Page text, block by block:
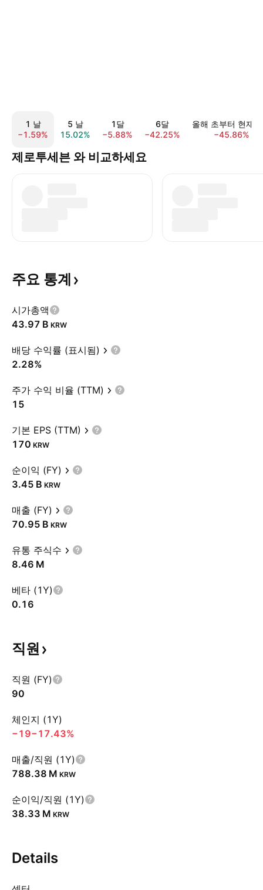
1 날
−1.59%
5 날
15.02%
1달
−5.88%
6달
−42.25%
올해 초부터 현재
−45.86%
제로투세븐 와 비교하세요
주요 통계
시가총액
‪43.97 B‬ KRW
배당 수익률 (표시됨)
2.28%
주가 수익 비율 (TTM)
15
기본 EPS (TTM)
170 KRW
순이익 (FY)
‪3.45 B‬ KRW
매출 (FY)
‪70.95 B‬ KRW
유통 주식수
‪8.46 M‬
베타 (1Y)
0.16
직원
직원 (FY)
90
체인지 (1Y)
−19−17.43%
매출/직원 (1Y)
‪788.38 M‬ KRW
순이익/직원 (1Y)
‪38.33 M‬ KRW
Details